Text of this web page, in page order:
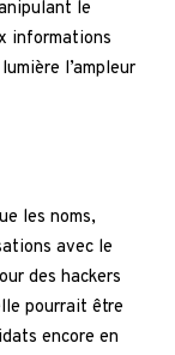
le
informations
l’ampleur
les noms,
avec le
des hackers
pourrait être
encore en